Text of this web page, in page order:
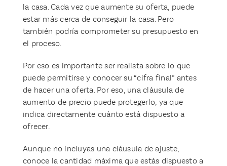
la casa. Cada vez que aumente su oferta, puede
estar más cerca de conseguir la casa. Pero
también podría comprometer su presupuesto en
el proceso.
Por eso es importante ser realista sobre lo que
puede permitirse y conocer su “cifra final” antes
de hacer una oferta. Por eso, una cláusula de
aumento de precio puede protegerlo, ya que
indica directamente cuánto está dispuesto a
ofrecer.
Aunque no incluyas una cláusula de ajuste,
conoce la cantidad máxima que estás dispuesto a